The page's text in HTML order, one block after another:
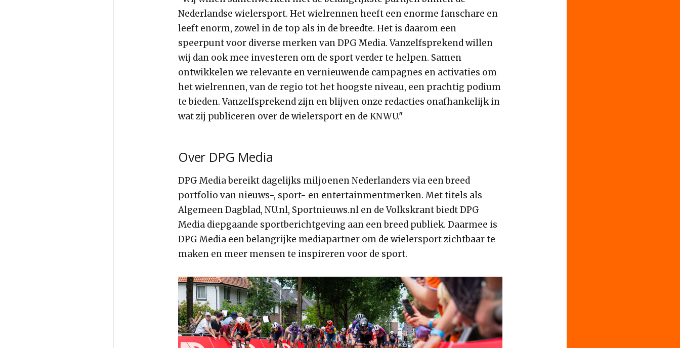
Nederlandse wielersport. Het wielrennen heeft een enorme fanschare en
leeft enorm, zowel in de top als in de breedte. Het is daarom een
speerpunt voor diverse merken van DPG Media. Vanzelfsprekend willen
wij dan ook mee investeren om de sport verder te helpen. Samen
ontwikkelen we relevante en vernieuwende campagnes en activaties om
het wielrennen, van de regio tot het hoogste niveau, een prachtig podium
te bieden. Vanzelfsprekend zijn en blijven onze redacties onafhankelijk in
wat zij publiceren over de wielersport en de KNWU."
Over DPG Media
DPG Media bereikt dagelijks miljoenen Nederlanders via een breed
portfolio van nieuws-, sport- en entertainmentmerken. Met titels als
Algemeen Dagblad, NU.nl, Sportnieuws.nl en de Volkskrant biedt DPG
Media diepgaande sportberichtgeving aan een breed publiek. Daarmee is
DPG Media een belangrijke mediapartner om de wielersport zichtbaar te
maken en meer mensen te inspireren voor de sport.